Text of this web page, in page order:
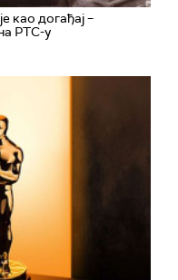
као догађај –
РТС-у